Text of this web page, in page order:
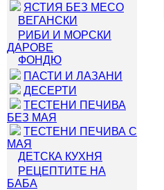
ЯСТИЯ БЕЗ МЕСО
ВЕГАНСКИ
РИБИ И МОРСКИ
ДАРОВЕ
ФОНДЮ
ПАСТИ И ЛАЗАНИ
ДЕСЕРТИ
ТЕСТЕНИ ПЕЧИВА
БЕЗ МАЯ
ТЕСТЕНИ ПЕЧИВА С
МАЯ
ДЕТСКА КУХНЯ
РЕЦЕПТИТЕ НА
БАБА